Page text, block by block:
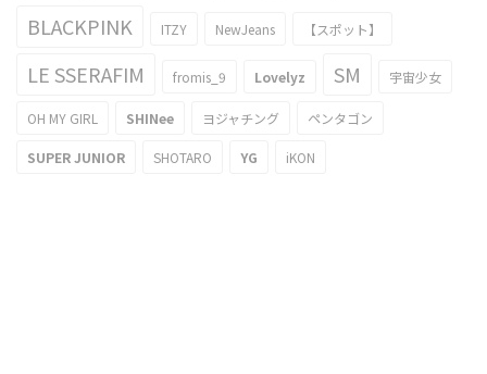
BLACKPINK ITZY NewJeans 【スポット】
LE SSERAFIM fromis_9 Lovelyz SM 宇宙少女
OH MY GIRL SHINee ヨジャチング ペンタゴン
SUPER JUNIOR SHOTARO YG iKON